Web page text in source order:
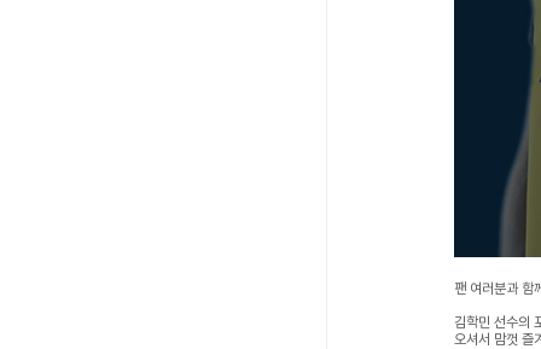
팬 여러분과 함
김학민 선수의
오셔서 맘껏 즐